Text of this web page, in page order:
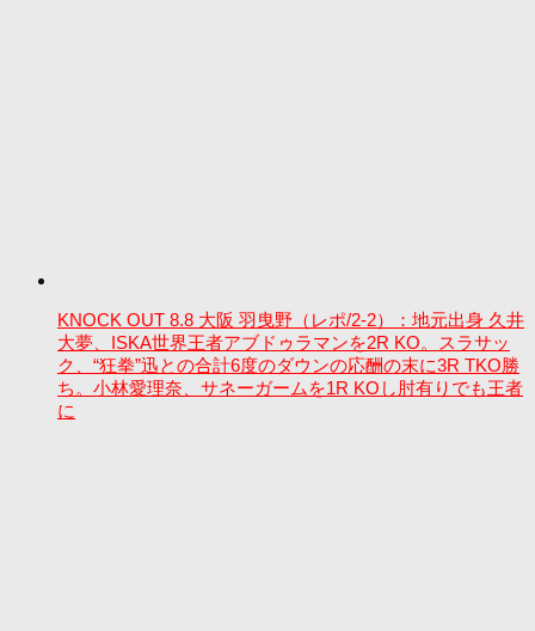
KNOCK OUT 8.8 大阪 羽曳野（レポ/2-2）：地元出身 久井
大夢、ISKA世界王者アブドゥラマンを2R KO。スラサッ
ク、“狂拳”迅との合計6度のダウンの応酬の末に3R TKO勝
ち。小林愛理奈、サネーガームを1R KOし肘有りでも王者
に